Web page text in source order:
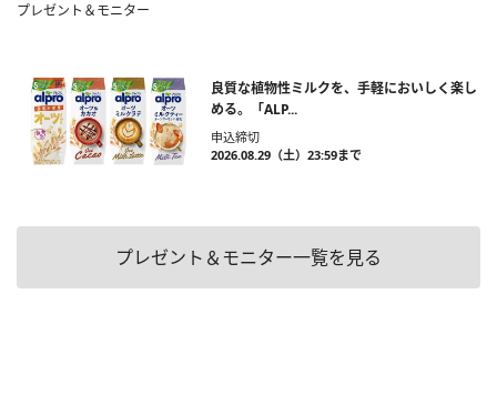
プレゼント＆モニター
良質な植物性ミルクを、手軽においしく楽し
める。「ALP...
申込締切
2026.08.29（土）23:59まで
プレゼント＆モニター一覧を見る